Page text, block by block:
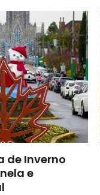
de Inverno
e